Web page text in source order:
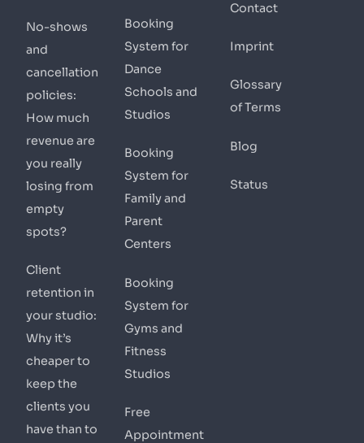
No-shows
and
cancellation
policies:
How much
revenue are
you really
losing from
empty
spots?
Client
retention in
your studio:
Why it’s
cheaper to
keep the
clients you
have than to
Booking
System for
Dance
Schools and
Studios
Booking
System for
Family and
Parent
Centers
Booking
System for
Gyms and
Fitness
Studios
Free
Appointment
Contact
Imprint
Glossary
of Terms
Blog
Status